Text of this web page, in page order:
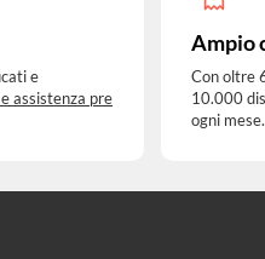
e
assistenza pre
Ampio
Con oltre
10.000
ogni mese.